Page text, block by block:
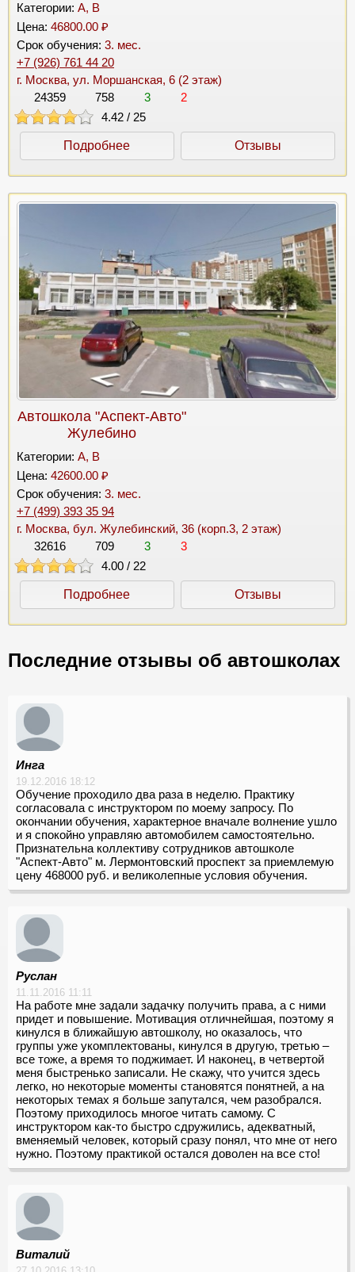
Категории: A, B
Цена: 46800.00 ₽
Срок обучения: 3. мес.
+7 (926) 761 44 20
г. Москва, ул. Моршанская, 6 (2 этаж)
24359
758 3
2
4.42 / 25
Подробнее Отзывы
Автошкола "Аспект-Авто"
Жулебино
Категории: A, B
Цена: 42600.00 ₽
Срок обучения: 3. мес.
+7 (499) 393 35 94
г. Москва, бул. Жулебинский, 36 (корп.3, 2 этаж)
32616
709 3
3
4.00 / 22
Подробнее Отзывы
Последние отзывы об автошколах
Инга
19.12.2016 18:12
Обучение проходило два раза в неделю. Практику
согласовала с инструктором по моему запросу. По
окончании обучения, характерное вначале волнение ушло
и я спокойно управляю автомобилем самостоятельно.
Признательна коллективу сотрудников автошколе
"Аспект-Авто" м. Лермонтовский проспект за приемлемую
цену 468000 руб. и великолепные условия обучения.
Руслан
11.11.2016 11:11
На работе мне задали задачку получить права, а с ними
придет и повышение. Мотивация отличнейшая, поэтому я
кинулся в ближайшую автошколу, но оказалось, что
группы уже укомплектованы, кинулся в другую, третью –
все тоже, а время то поджимает. И наконец, в четвертой
меня быстренько записали. Не скажу, что учится здесь
легко, но некоторые моменты становятся понятней, а на
некоторых темах я больше запутался, чем разобрался.
Поэтому приходилось многое читать самому. С
инструктором как-то быстро сдружились, адекватный,
вменяемый человек, который сразу понял, что мне от него
нужно. Поэтому практикой остался доволен на все сто!
Виталий